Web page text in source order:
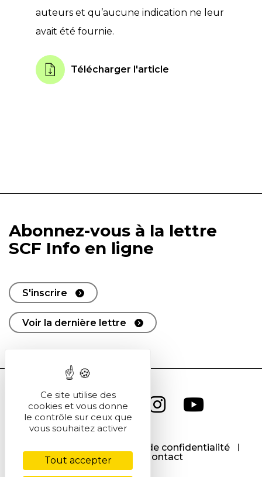
auteurs et qu’aucune indication ne leur
avait été fournie.
Télécharger l'article
Abonnez-vous à la lettre
SCF Info en ligne
S'inscrire
Voir la dernière lettre
Politique de confidentialité
Cookies
Contact
Ce site utilise des
cookies et vous donne
le contrôle sur ceux que
vous souhaitez activer
Tout accepter